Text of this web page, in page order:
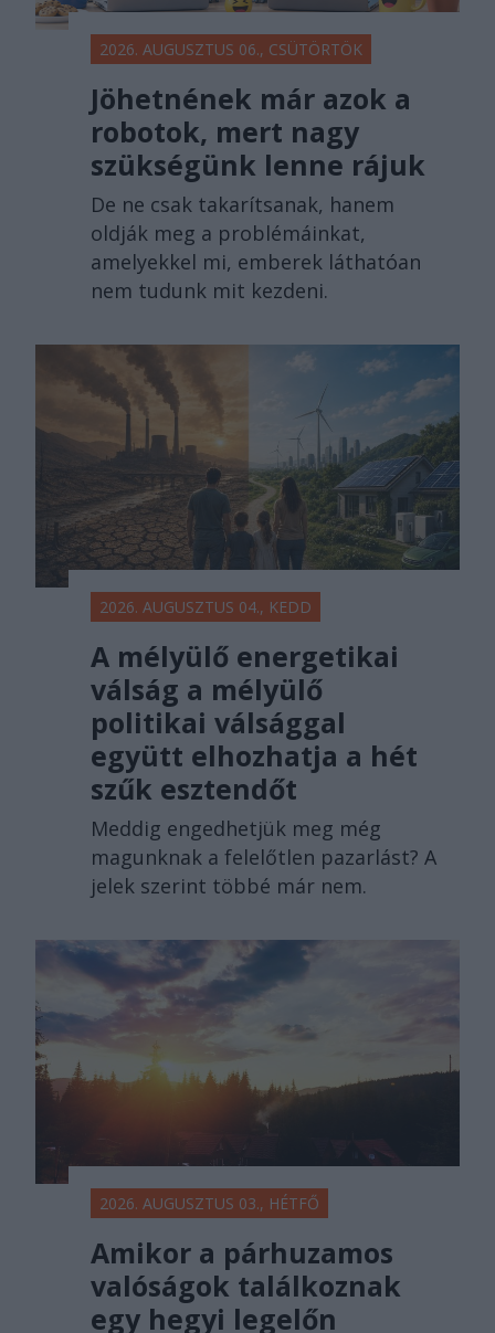
2026. AUGUSZTUS 06., CSÜTÖRTÖK
Jöhetnének már azok a
robotok, mert nagy
szükségünk lenne rájuk
De ne csak takarítsanak, hanem
oldják meg a problémáinkat,
amelyekkel mi, emberek láthatóan
nem tudunk mit kezdeni.
2026. AUGUSZTUS 04., KEDD
A mélyülő energetikai
válság a mélyülő
politikai válsággal
együtt elhozhatja a hét
szűk esztendőt
Meddig engedhetjük meg még
magunknak a felelőtlen pazarlást? A
jelek szerint többé már nem.
2026. AUGUSZTUS 03., HÉTFŐ
Amikor a párhuzamos
valóságok találkoznak
egy hegyi legelőn